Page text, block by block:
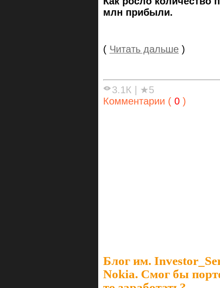
млн прибыли.
( Читать дальше )
3.1К
★5
Комментарии ( 0 )
Блог им.
Nokia. Смог бы